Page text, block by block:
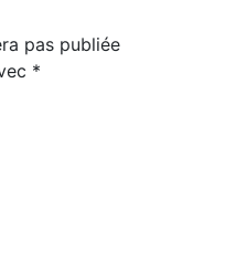
pas publiée
*